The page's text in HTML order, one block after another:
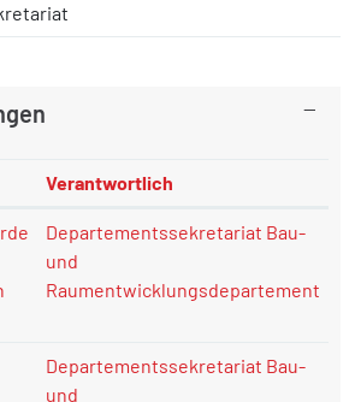
Verantwortlich
Departementssekretariat Bau-
und
Raumentwicklungsdepartement
Departementssekretariat Bau-
und